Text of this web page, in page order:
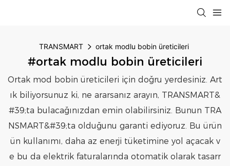
TRANSMART ortak modlu bobin üreticileri
#ortak modlu bobin üreticileri
Ortak mod bobin üreticileri için doğru yerdesiniz. Art
ık biliyorsunuz ki, ne ararsanız arayın, TRANSMART&
#39;ta bulacağınızdan emin olabilirsiniz. Bunun TRA
NSMART&#39;ta olduğunu garanti ediyoruz. Bu ürün
ün kullanımı, daha az enerji tüketimine yol açacak v
e bu da elektrik faturalarında otomatik olarak tasarr